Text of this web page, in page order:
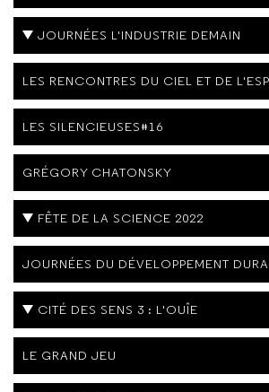
JOURNÉES L'INDUSTRIE DEMAIN
LES RENCONTRES DU CIEL ET DE
LES SILENCIEUSES#16
GRÉGORY CHATONSKY
FÊTE DE LA SCIENCE 2022
JOURNÉES DU DÉVELOPPEMENT
CITÉ DES SENS 3 : L'OUÎE
LE GRAND JEU